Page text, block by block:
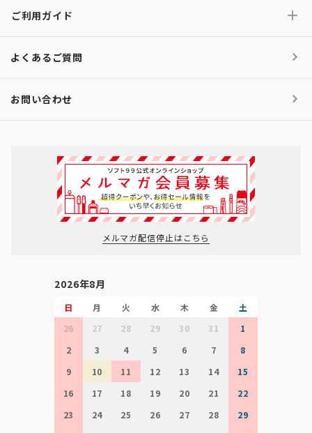
ご利用ガイド
よくあるご質問
お問い合わせ
メルマガ配信停止はこちら
2026年8月
日 月 火 水 木 金
土
26
27 28 29 30 31
1
2
3 4 5 6 7
8
9
10 11 12 13 14
15
16
17 18 19 20 21
22
23
24 25 26 27 28
29